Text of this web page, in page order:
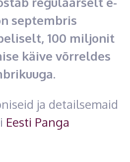
septembris
100 miljonit
käive võrreldes
ja detailsemaid
Eesti Panga